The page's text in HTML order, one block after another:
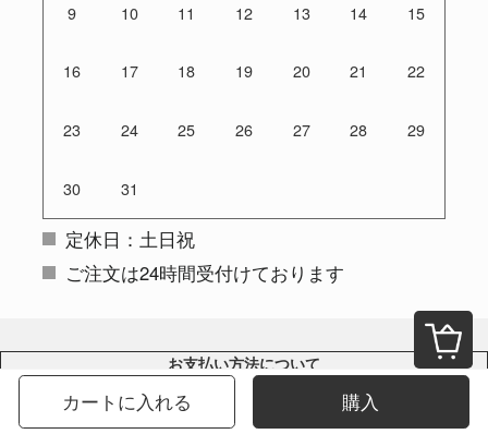
カートに入れる 購入
9 10 11 12 13 14 15
16 17 18 19 20 21 22
23 24 25 26 27 28 29
30 31
定休日：土日祝
ご注文は24時間受付けております
お支払い方法について
クレジットカード（VISA、Master、JCB、Amex）、銀行振込をご利用
いただけます。